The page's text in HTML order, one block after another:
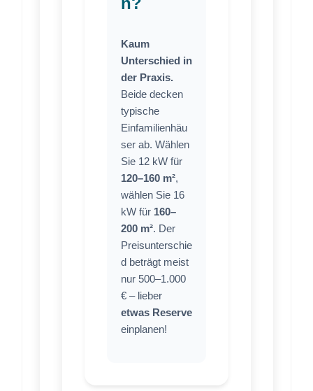
Kaum
Unterschied in
der Praxis.
Beide decken
typische
Einfamilienhäu
ser ab. Wählen
Sie 12 kW für
120–160 m²,
wählen Sie 16
kW für 160–
200 m². Der
Preisunterschie
d beträgt meist
nur 500–1.000
€ – lieber
etwas Reserve
einplanen!